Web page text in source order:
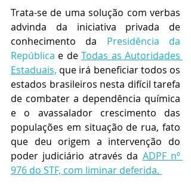
Trata-se de uma solução com verbas
advinda da iniciativa privada de
conhecimento da Presidência da
República e de Todas as Autoridades
Estaduais, que irá beneficiar todos os
estados brasileiros nesta difícil tarefa
de combater a dependência química
e o avassalador crescimento das
populações em situação de rua, fato
que deu origem a intervenção do
poder judiciário através da ADPF nº
976 do STF, com liminar deferida.